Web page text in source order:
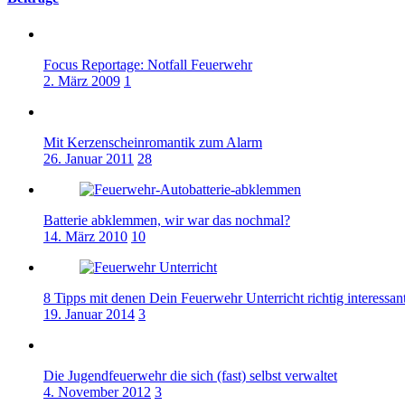
Focus Reportage: Notfall Feuerwehr
2. März 2009 1
Mit Kerzenscheinromantik zum Alarm
26. Januar 2011 28
Batterie abklemmen, wir war das nochmal?
14. März 2010 10
8 Tipps mit denen Dein Feuerwehr Unterricht richtig
19. Januar 2014 3
Die Jugendfeuerwehr die sich (fast) selbst verwaltet
4. November 2012 3